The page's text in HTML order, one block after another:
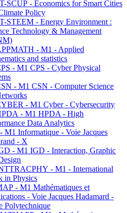
SCUP - Economics for Smart Cities
Policy
STEEM - Energy Environment :
Technology & Management
- M1 - Applied
and statistics
- M1 CPS - Cyber Physical
- M1 CSN - Computer Science
- M1 Cyber - Cybersecurity
- M1 HPDA - High
Data Analytics
M1 Informatique - Voie Jacques
- X
- M1 IGD - Interaction, Graphic
- M1 - International
in Physics
- M1 Mathématiques et
- Voie Jacques Hadamard -
Polytechnique